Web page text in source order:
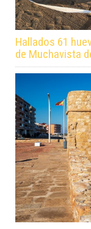
Hallados 61
de Muchavista